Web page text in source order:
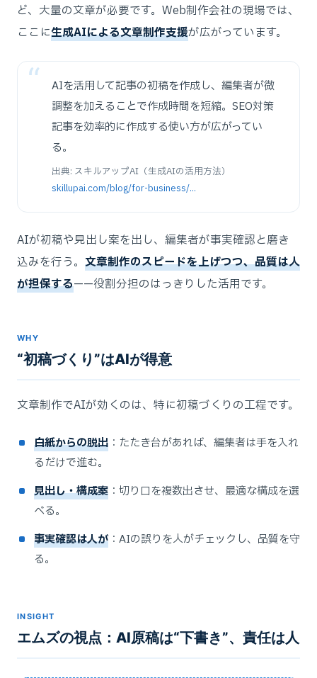
ど、大量の文章が必要です。Web制作会社の現場では、
ここに生成AIによる文章制作支援が広がっています。
AIを活用して記事の初稿を作成し、編集者が微
調整を加えることで作成時間を短縮。SEO対策
記事を効率的に作成する使い方が広がってい
る。
出典: スキルアップAI（生成AIの活用方法）
skillupai.com/blog/for-business/...
AIが初稿や見出し案を出し、編集者が事実確認と磨き
込みを行う。 文章制作のスピードを上げつつ、品質は人
が担保する——役割分担のはっきりした活用です。
WHY
“初稿づくり”はAIが得意
文章制作でAIが効くのは、特に初稿づくりの工程です。
白紙からの脱出 ：たたき台があれば、編集者は手を入れ
るだけで進む。
見出し・構成案 ：切り口を複数出させ、最適な構成を選
べる。
事実確認は人が：AIの誤りを人がチェックし、品質を守
る。
INSIGHT
エムズの視点：AI原稿は“下書き”、責任は人